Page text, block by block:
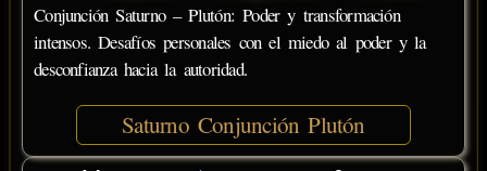
Conjunción Saturno – Plutón: Poder y transformación
intensos. Desafíos personales con el miedo al poder y la
desconfianza hacia la autoridad.
Saturno Conjunción Plutón